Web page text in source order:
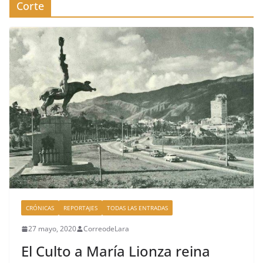
Corte
CRÓNICAS REPORTAJES TODAS LAS ENTRADAS
27 mayo, 2020 CorreodeLara
El Culto a María Lionza reina